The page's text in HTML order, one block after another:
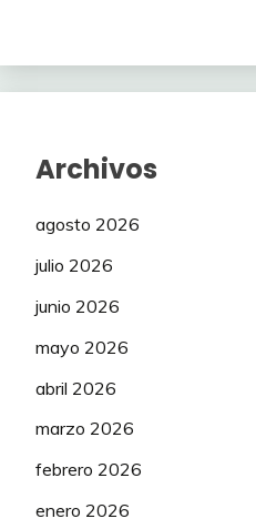
Archivos
agosto 2026
julio 2026
junio 2026
mayo 2026
abril 2026
marzo 2026
febrero 2026
enero 2026